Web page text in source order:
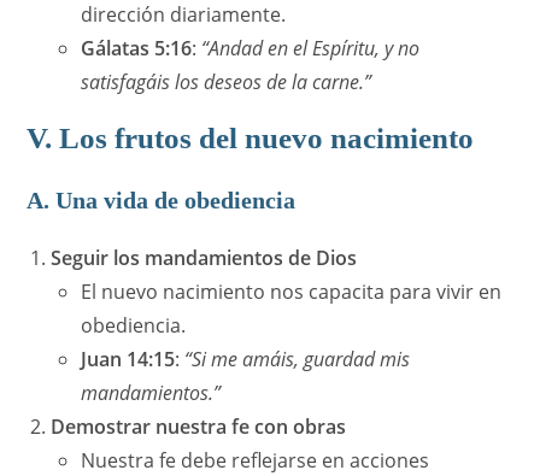
dirección diariamente.
Gálatas 5:16: “Andad en el Espíritu, y no
satisfagáis los deseos de la carne.”
V. Los frutos del nuevo nacimiento
A. Una vida de obediencia
Seguir los mandamientos de Dios
El nuevo nacimiento nos capacita para vivir en
obediencia.
Juan 14:15: “Si me amáis, guardad mis
mandamientos.”
Demostrar nuestra fe con obras
Nuestra fe debe reflejarse en acciones